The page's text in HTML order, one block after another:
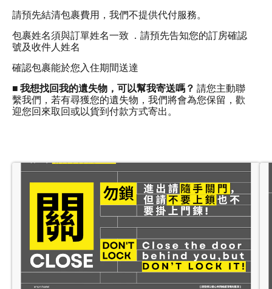
請預先結清包裹費用，我們不提供代付服務。
包裹姓名須與訂單姓名一致 ．請預先告知您的訂房確認
號及收件人姓名
確認包裹能於您入住期間送達
■ 我想找回我的遺失物，可以幫我寄送嗎？ 請您主動聯
繫我們，若有尋獲您的遺失物，我們將會為您保留，歡
迎您回來取回或以貨到付款方式寄出。